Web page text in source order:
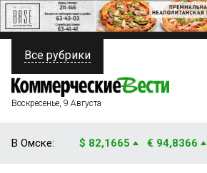
ПОЛИТИКА
ФИНАНСЫ
Все рубрики
Воскресенье, 9 Августа
В Омске: $ 82,1665 € 94,8366